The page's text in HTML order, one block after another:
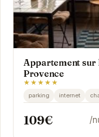
Appartement sur
Provence
★★★★★
parking internet
109€ /